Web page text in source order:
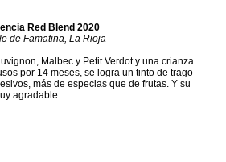
Red Blend 2020
de Famatina, La Rioja
Malbec y Petit Verdot y una crianza
por 14 meses, se logra un tinto de trago
más de especias que de frutas. Y su
agradable.